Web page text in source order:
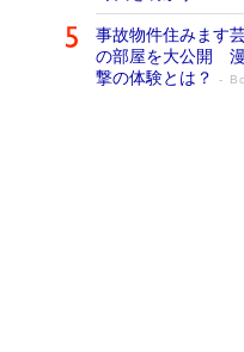
事故物件住みます
の部屋を大公開
撃の体験とは？